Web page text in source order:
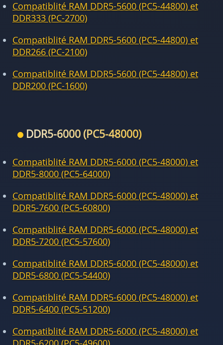
Compatiblité RAM DDR5-5600 (PC5-44800) et
DDR333 (PC-2700)
Compatiblité RAM DDR5-5600 (PC5-44800) et
DDR266 (PC-2100)
Compatiblité RAM DDR5-5600 (PC5-44800) et
DDR200 (PC-1600)
DDR5-6000 (PC5-48000)
Compatiblité RAM DDR5-6000 (PC5-48000) et
DDR5-8000 (PC5-64000)
Compatiblité RAM DDR5-6000 (PC5-48000) et
DDR5-7600 (PC5-60800)
Compatiblité RAM DDR5-6000 (PC5-48000) et
DDR5-7200 (PC5-57600)
Compatiblité RAM DDR5-6000 (PC5-48000) et
DDR5-6800 (PC5-54400)
Compatiblité RAM DDR5-6000 (PC5-48000) et
DDR5-6400 (PC5-51200)
Compatiblité RAM DDR5-6000 (PC5-48000) et